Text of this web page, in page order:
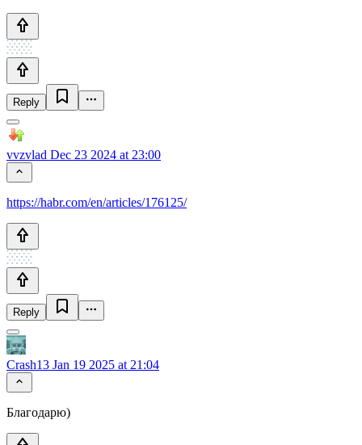
Reply
vvzvlad Dec 23 2024 at 23:00
https://habr.com/en/articles/176125/
Reply
Crash13 Jan 19 2025 at 21:04
Благодарю)